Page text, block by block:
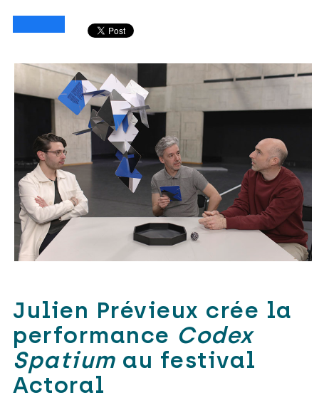
Julien Prévieux crée la
performance Codex
Spatium au festival
Actoral